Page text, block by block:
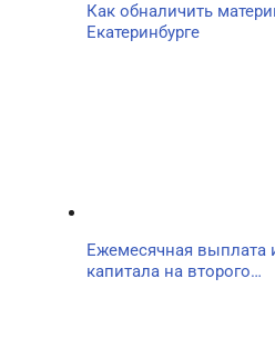
Как обналичить
Екатеринбурге
Ежемесячная выплата
капитала на второго…